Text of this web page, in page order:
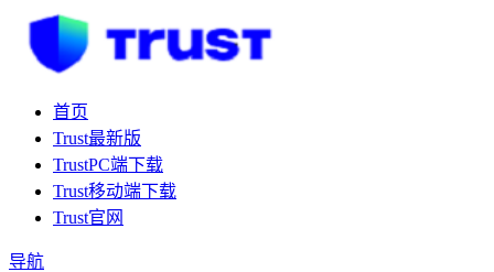
首页
Trust最新版
TrustPC端下载
Trust移动端下载
Trust官网
导航